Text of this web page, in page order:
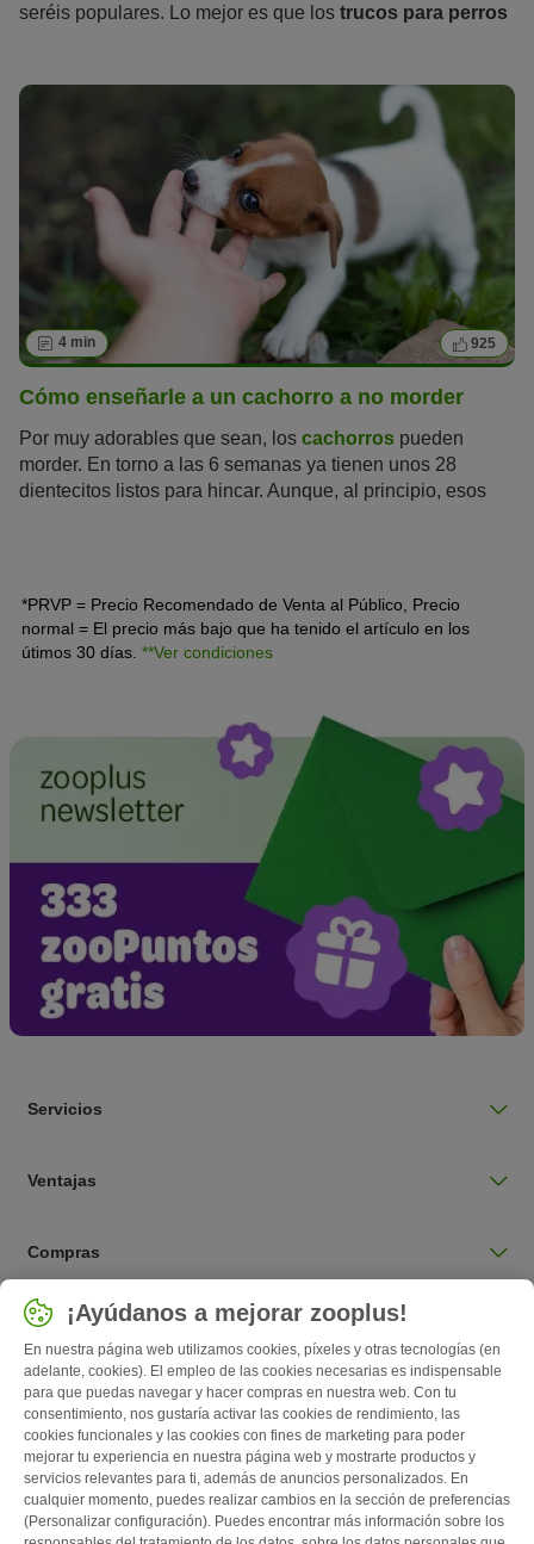
seréis populares. Lo mejor es que los trucos para perros
entrenamiento fortalece el vínculo entre ambos.
4 min 925
Cómo enseñarle a un cachorro a no morder
Por muy adorables que sean, los cachorros pueden
morder. En torno a las 6 semanas ya tienen unos 28
dientecitos listos para hincar. Aunque, al principio, esos
*PRVP = Precio Recomendado de Venta al Público, Precio
normal = El precio más bajo que ha tenido el artículo en los
útimos 30 días. **Ver condiciones
Servicios
Ventajas
Compras
Seleccionar país
España / ES
Follow zooplus
¡Ayúdanos a mejorar zooplus!
En nuestra página web utilizamos cookies, píxeles y otras tecnologías (en
adelante, cookies). El empleo de las cookies necesarias es indispensable
para que puedas navegar y hacer compras en nuestra web. Con tu
consentimiento, nos gustaría activar las cookies de rendimiento, las
cookies funcionales y las cookies con fines de marketing para poder
mejorar tu experiencia en nuestra página web y mostrarte productos y
servicios relevantes para ti, además de anuncios personalizados. En
cualquier momento, puedes realizar cambios en la sección de preferencias
(Personalizar configuración). Puedes encontrar más información sobre los